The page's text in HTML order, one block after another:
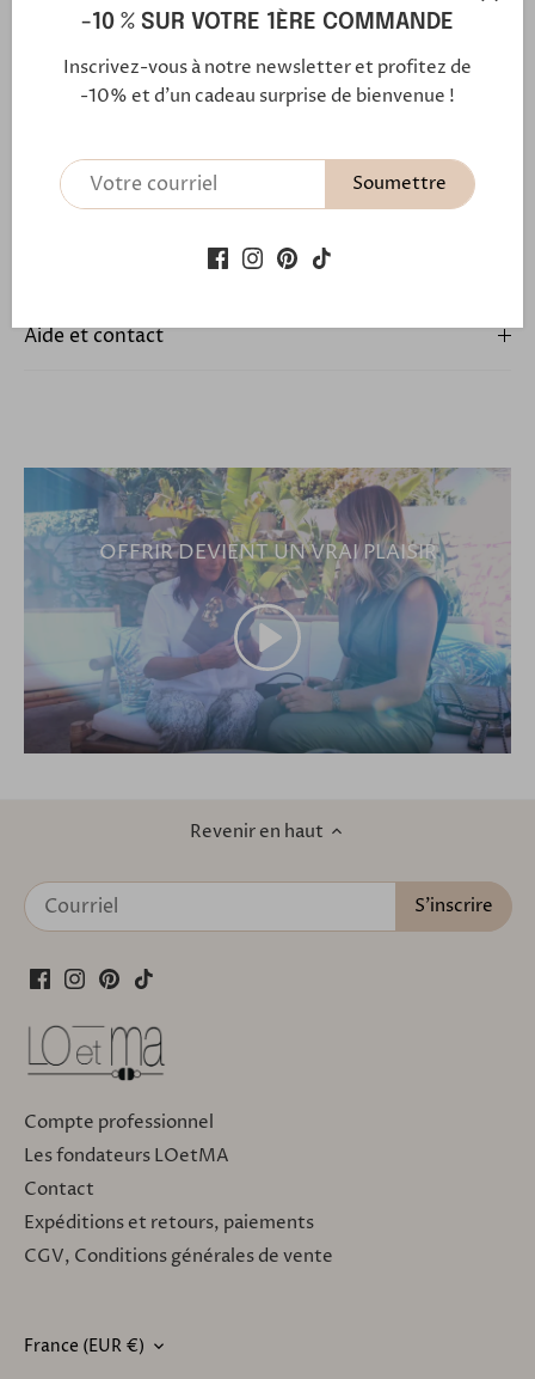
Notre fermoir aimanté
Expédition et retour
Aide et contact
OFFRIR DEVIENT UN VRAI PLAISIR
Revenir en haut
Compte professionnel
Les fondateurs LOetMA
Contact
Expéditions et retours, paiements
CGV, Conditions générales de vente
DEVISE
France (EUR €)
-10 % SUR VOTRE 1ÈRE COMMANDE
Inscrivez-vous à notre newsletter et profitez de
-10% et d'un cadeau surprise de bienvenue !
Soumettre